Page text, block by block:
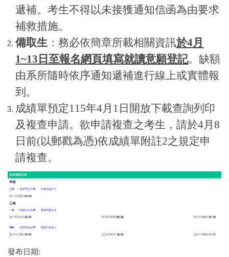
遞補。考生不得以未接獲通知信函為由要求
補救措施。
備取生 ：務必依簡章所載相關資訊於4月
1~13日至報名網頁填寫就讀意願登記。缺額
由系所隨時依序通知遞補進行線上或實體報
到。
成績單預定115年4月1日開放下載查詢列印
及複查申請。欲申請複查之考生，請於4月8
日前(以郵戳為憑)依成績單附註2之規定申
請複查。
發布日期: